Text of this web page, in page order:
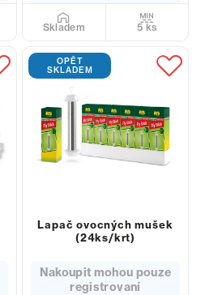
Skladem 5 ks
OPĚT
SKLADEM
Lapač ovocných mušek
(24ks/krt)
Nakoupit mohou pouze
registrovaní